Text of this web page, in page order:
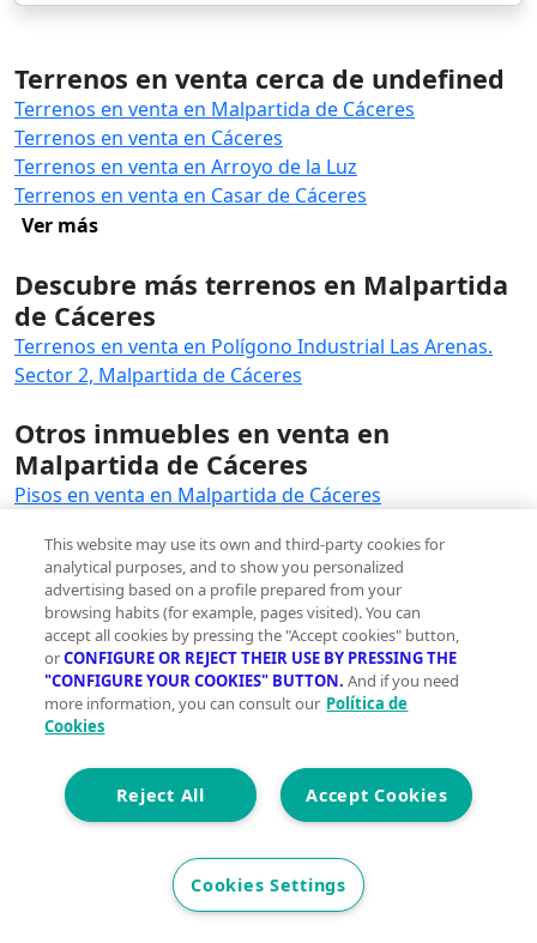
Terrenos en venta cerca de undefined
Terrenos en venta en Malpartida de Cáceres
Terrenos en venta en Cáceres
Terrenos en venta en Arroyo de la Luz
Terrenos en venta en Casar de Cáceres
Ver más
Descubre más terrenos en Malpartida
de Cáceres
Terrenos en venta en Polígono Industrial Las Arenas.
Sector 2, Malpartida de Cáceres
Otros inmuebles en venta en
Malpartida de Cáceres
Pisos en venta en Malpartida de Cáceres
Locales en venta en Malpartida de Cáceres
Oficinas en venta en Malpartida de Cáceres
Edificios en venta en Malpartida de Cáceres
Naves industriales en venta en Malpartida de Cáceres
Garajes en venta en Malpartida de Cáceres
Hoteles en venta en Malpartida de Cáceres
Trasteros en venta en Malpartida de Cáceres
Terrenos en venta en Malpartida de
Terrenos en venta en Malpartida de Cáceres
This website may use its own and third-party cookies for
analytical purposes, and to show you personalized
advertising based on a profile prepared from your
browsing habits (for example, pages visited). You can
accept all cookies by pressing the "Accept cookies" button,
orCONFIGURE OR REJECT THEIR USE BY PRESSING THE
"CONFIGURE YOUR COOKIES" BUTTON. And if you need
more information, you can consult our Política de
Cookies
Accept Cookies
Reject All
Cookies Settings